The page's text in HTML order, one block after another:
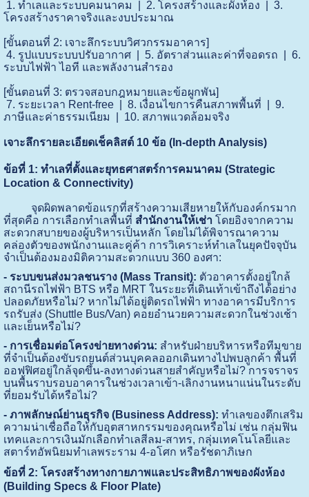
โครงสร้างราคาจริงและงบประมาณ
[ขั้นตอนที่ 2: เจาะลึกระบบวิศวกรรมอาคาร]
ระบบไฟฟ้า ไอที และพลังงานสำรอง
[ขั้นตอนที่ 3: ตรวจสอบกฎหมายและข้อผูกพัน]
เจาะลึกรายละเอียดเช็คลิสต์ 10 ข้อ (In-depth Analysis)
ข้อที่ 1: ทำเลที่ตั้งและยุทธศาสตร์การคมนาคม (Strategic
Location & Connectivity)
จุดผิดพลาดข้อแรกที่สร้างความเสียหายให้กับองค์กรมาก
ที่สุดคือ การเลือกทำเลพื้นที่ สำนักงานให้เช่าโดยอิงจากความ
สะดวกสบายของผู้บริหารเป็นหลัก โดยไม่ได้พิจารณาความ
คล่องตัวของพนักงานและคู่ค้า การวิเคราะห์ทำเลในยุคปัจจุบัน
จำเป็นต้องมองมิติความสะดวกแบบ 360 องศา:
- ระบบขนส่งมวลชนราง (Mass Transit): ตัวอาคารตั้งอยู่ใกล้
สถานีรถไฟฟ้า BTS หรือ MRT ในระยะที่เดินเท้าเข้าถึงได้อย่าง
ปลอดภัยหรือไม่? หากไม่ได้อยู่ติดรถไฟฟ้า ทางอาคารมีบริการ
รถรับส่ง (Shuttle Bus/Van) คอยอำนวยความสะดวกในช่วงเช้า
และเย็นหรือไม่?
- การเชื่อมต่อโครงข่ายทางด่วน: สำหรับฝ่ายบริหารหรือทีมขาย
ที่จำเป็นต้องขับรถยนต์ส่วนบุคคลออกเดินทางไปพบลูกค้า พื้นที่
ออฟฟิศอยู่ใกล้จุดขึ้น-ลงทางด่วนสายสำคัญหรือไม่? การจราจร
บนพื้นราบรอบอาคารในช่วงเวลาเข้า-เลิกงานหนาแน่นในระดับ
ที่ยอมรับได้หรือไม่?
- ภาพลักษณ์ย่านธุรกิจ (Business Address): ทำเลของตึกเสริม
ความน่าเชื่อถือให้กับอุตสาหกรรมของคุณหรือไม่ เช่น กลุ่มฟิน
เทคและการเงินมักเลือกทำเลสีลม-สาทร, กลุ่มเทคโนโลยีและ
สตาร์ทอัพนิยมทำเลพระราม 4-อโศก หรือรัชดาภิเษก
ข้อที่ 2: โครงสร้างทางกายภาพและประสิทธิภาพของผังห้อง
(Building Specs & Floor Plate)